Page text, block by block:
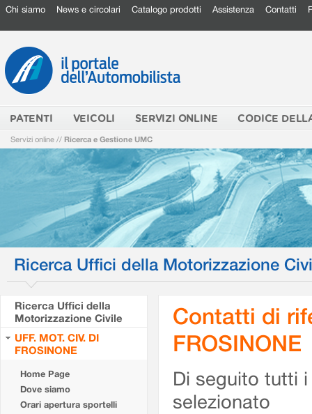
Chi siamo News e circolari Catalogo prodotti Assistenza Contatti
PATENTI VEICOLI SERVIZI ONLINE CODICE
Servizi online // Ricerca e Gestione UMC
Ricerca Uffici della Motorizzazione
Ricerca Uffici della
Motorizzazione Civile
UFF. MOT. CIV. DI
FROSINONE
Home Page
Dove siamo
Orari apertura sportelli
Contatti di
FROSINONE
Di seguito tutti
selezionato